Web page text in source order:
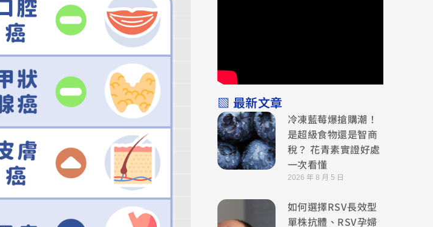
▧ 最新文章
冷凍藍莓爆搶購潮！
是超級食物還是智商
稅？ 花青素實證好處
一次看懂
2026 年 8 月 5 日
如何選擇RSV長效型
單株抗體、RSV孕婦